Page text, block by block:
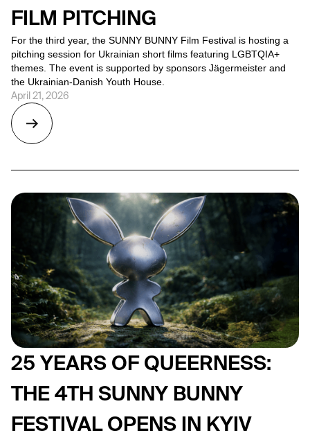
FILM PITCHING
For the third year, the SUNNY BUNNY Film Festival is hosting a
pitching session for Ukrainian short films featuring LGBTQIA+
themes. The event is supported by sponsors Jägermeister and
the Ukrainian-Danish Youth House.
April 21, 2026
25 YEARS OF QUEERNESS:
THE 4TH SUNNY BUNNY
FESTIVAL OPENS IN KYIV